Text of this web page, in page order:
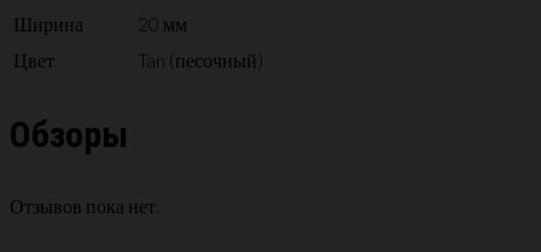
Ширина
20 мм
Цвет
Tan (песочный)
Обзоры
Отзывов пока нет.